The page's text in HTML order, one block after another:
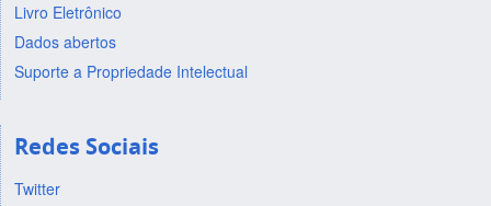
Livro Eletrônico
Dados abertos
Suporte a Propriedade Intelectual
Redes Sociais
Twitter